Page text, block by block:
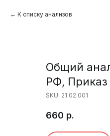
К списку анализов
Общий
РФ,
SKU: 21.02.001
660 р.